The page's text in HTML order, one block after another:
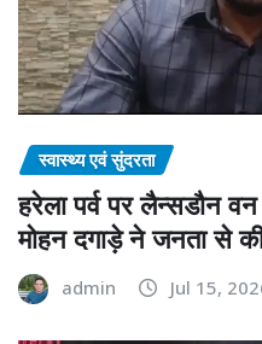
स्वास्थ्य एवं सुंदरता
हरेला पर्व पर लैन्सडौन
मोहन दगाड़े ने जनता से
admin Jul 15,